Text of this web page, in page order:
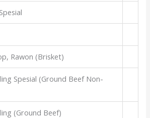
Rawon (Brisket)
Spesial (Ground Beef Non-
(Ground Beef)